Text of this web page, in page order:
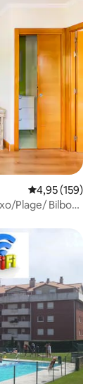
Évaluation
4,95 (159)
Plage/ Bilbo